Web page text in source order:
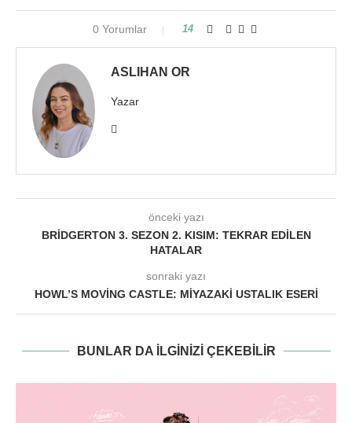
0 Yorumlar 14
ASLIHAN OR
Yazar
önceki yazı
BRIDGERTON 3. SEZON 2. KISIM: TEKRAR EDILEN
HATALAR
sonraki yazı
HOWL’S MOVING CASTLE: MIYAZAKI USTALIK ESERI
BUNLAR DA ILGINIZI ÇEKEBILIR